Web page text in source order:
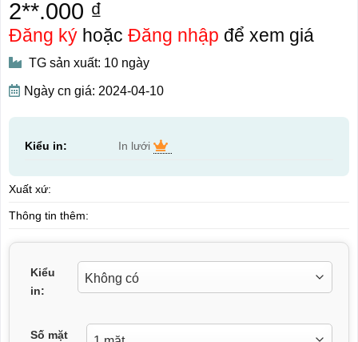
2**.000 ₫
Đăng kýhoặc Đăng nhập để xem giá
TG sản xuất: 10 ngày
Ngày cn giá: 2024-04-10
Kiểu in: In lưới
Xuất xứ:
Thông tin thêm:
Kiểu
in:
Số mặt